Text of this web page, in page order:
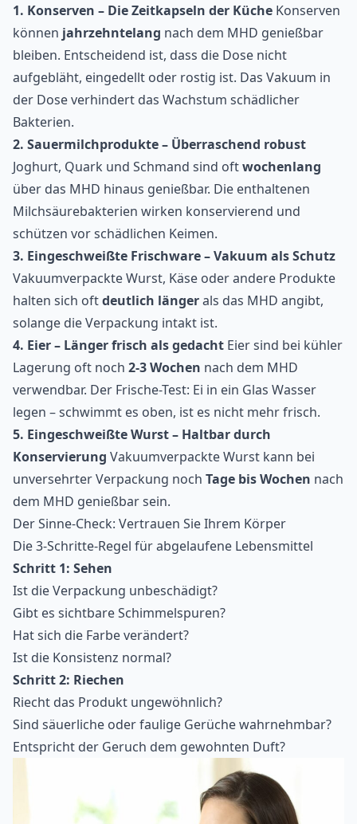
1. Konserven – Die Zeitkapseln der Küche Konserven
können jahrzehntelang nach dem MHD genießbar
bleiben. Entscheidend ist, dass die Dose nicht
aufgebläht, eingedellt oder rostig ist. Das Vakuum in
der Dose verhindert das Wachstum schädlicher
Bakterien.
2. Sauermilchprodukte – Überraschend robust
Joghurt, Quark und Schmand sind oftwochenlang
über das MHD hinaus genießbar. Die enthaltenen
Milchsäurebakterien wirken konservierend und
schützen vor schädlichen Keimen.
3. Eingeschweißte Frischware – Vakuum als Schutz
Vakuumverpackte Wurst, Käse oder andere Produkte
halten sich oftdeutlich längerals das MHD angibt,
solange die Verpackung intakt ist.
4. Eier – Länger frisch als gedacht Eier sind bei kühler
Lagerung oft noch 2-3 Wochen nach dem MHD
verwendbar. Der Frische-Test: Ei in ein Glas Wasser
legen – schwimmt es oben, ist es nicht mehr frisch.
5. Eingeschweißte Wurst – Haltbar durch
Konservierung Vakuumverpackte Wurst kann bei
unversehrter Verpackung noch Tage bis Wochen nach
dem MHD genießbar sein.
Der Sinne-Check: Vertrauen Sie Ihrem Körper
Die 3-Schritte-Regel für abgelaufene Lebensmittel
Schritt 1: Sehen
Ist die Verpackung unbeschädigt?
Gibt es sichtbare Schimmelspuren?
Hat sich die Farbe verändert?
Ist die Konsistenz normal?
Schritt 2: Riechen
Riecht das Produkt ungewöhnlich?
Sind säuerliche oder faulige Gerüche wahrnehmbar?
Entspricht der Geruch dem gewohnten Duft?